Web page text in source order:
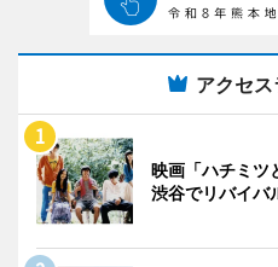
アクセ
映画「ハチミツ
渋谷でリバイバ